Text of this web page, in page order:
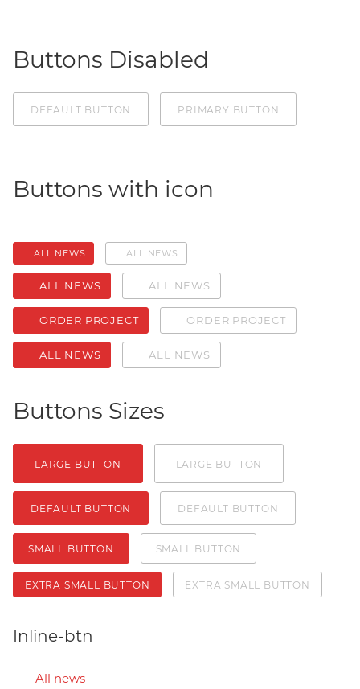
Buttons Disabled
DEFAULT BUTTON PRIMARY BUTTON
Buttons with icon
ALL NEWS ALL NEWS
ALL NEWS ALL NEWS
ORDER PROJECT ORDER PROJECT
ALL NEWS ALL NEWS
Buttons Sizes
LARGE BUTTON LARGE BUTTON
DEFAULT BUTTON DEFAULT BUTTON
SMALL BUTTON SMALL BUTTON
EXTRA SMALL BUTTON EXTRA SMALL BUTTON
Inline-btn
All news